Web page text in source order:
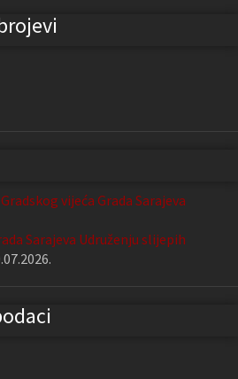
vijeća Grada Sarajeva
Sarajeva Udruženju slijepih